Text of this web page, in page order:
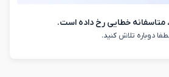
متاسفانه خطایی رخ داده است.
دوباره تلاش کنید.